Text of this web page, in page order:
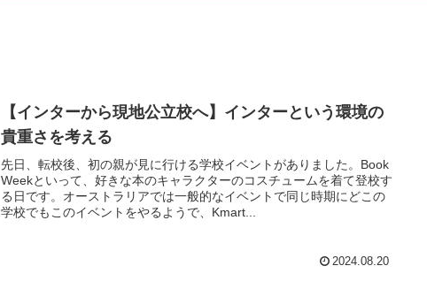
【インターから現地公立校へ】インターという環境の
貴重さを考える
先日、転校後、初の親が見に行ける学校イベントがありました。Book
Weekといって、好きな本のキャラクターのコスチュームを着て登校す
る日です。オーストラリアでは一般的なイベントで同じ時期にどこの
学校でもこのイベントをやるようで、Kmart...
2024.08.20